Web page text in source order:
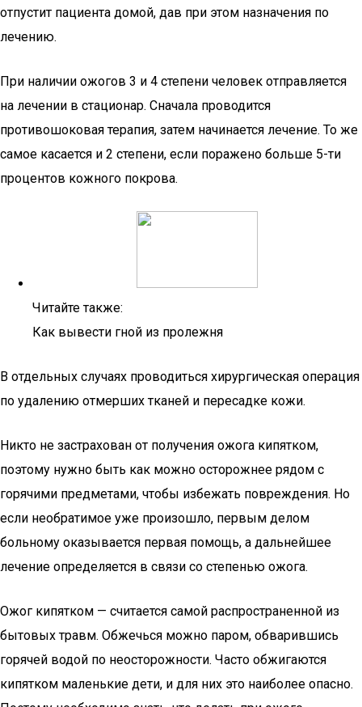
отпустит пациента домой, дав при этом назначения по
лечению.
При наличии ожогов 3 и 4 степени человек отправляется
на лечении в стационар. Сначала проводится
противошоковая терапия, затем начинается лечение. То же
самое касается и 2 степени, если поражено больше 5-ти
процентов кожного покрова.
Читайте также:
Как вывести гной из пролежня
В отдельных случаях проводиться хирургическая операция
по удалению отмерших тканей и пересадке кожи.
Никто не застрахован от получения ожога кипятком,
поэтому нужно быть как можно осторожнее рядом с
горячими предметами, чтобы избежать повреждения. Но
если необратимое уже произошло, первым делом
больному оказывается первая помощь, а дальнейшее
лечение определяется в связи со степенью ожога.
Ожог кипятком — считается самой распространенной из
бытовых травм. Обжечься можно паром, обварившись
горячей водой по неосторожности. Часто обжигаются
кипятком маленькие дети, и для них это наиболее опасно.